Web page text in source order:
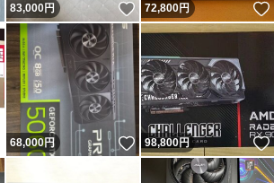
いいね！
83,000円 いいね！
72,800円
いいね！
68,000円 いいね！
98,800円